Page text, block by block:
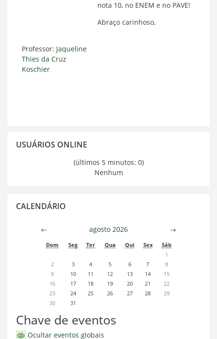
nota 10, no ENEM e no PAVE!
Abraço carinhoso,
Professor: Jaqueline
Thies da Cruz
Koschier
Usuários
USUÁRIOS ONLINE
(últimos 5 minutos: 0)
Nenhum
Calendário
CALENDÁRIO
← agosto 2026 →
Dom Seg Ter Qua Qui Sex
Sáb
1
2
3 4 5 6 7
8
9
10 11 12 13 14
15
16
17 18 19 20 21
22
23
24 25 26 27 28
29
30
31
Chave de eventos
Ocultar eventos globais